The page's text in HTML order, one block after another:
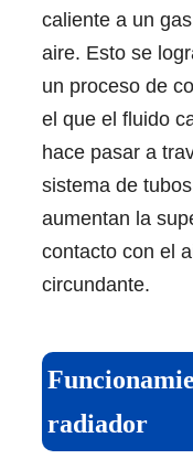
caliente a un
aire. Esto se
un proceso de
el que el fluido
hace pasar a
sistema de
aumentan la
contacto con el
circundante.
radiador